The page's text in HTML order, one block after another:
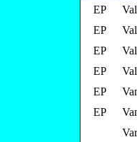
EP
EP
EP
EP
EP
EP